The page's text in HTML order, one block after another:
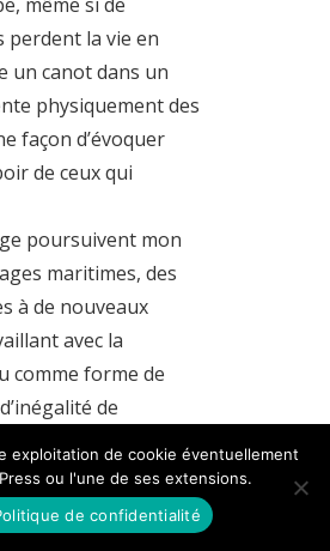
perdent la vie en
un canot dans un
physiquement des
façon d’évoquer
de ceux qui
poursuivent mon
maritimes, des
à de nouveaux
avec la
comme forme de
de
et des migrants.
ensemble, les
ironiquement
Benetton des
exploitation de cookie éventuellement
ou l'une de ses extensions.
de confidentialité